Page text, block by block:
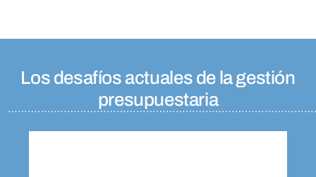
Los desafíos actuales de la gestión
presupuestaria
……………………………………………